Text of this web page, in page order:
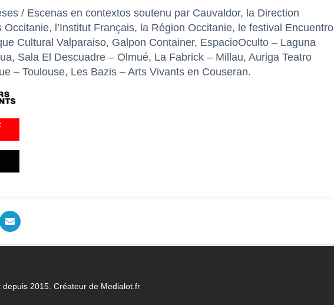
/ Escenas en contextos soutenu par Cauvaldor, la Direction
l’Institut Français, la Région Occitanie, le festival Encuentro
Cultural Valparaiso, Galpon Container, EspacioOculto – Laguna
Sala El Descuadre – Olmué, La Fabrick – Millau, Auriga Teatro
– Toulouse, Les Bazis – Arts Vivants en Couseran.
2015. Créateur de Medialot.fr